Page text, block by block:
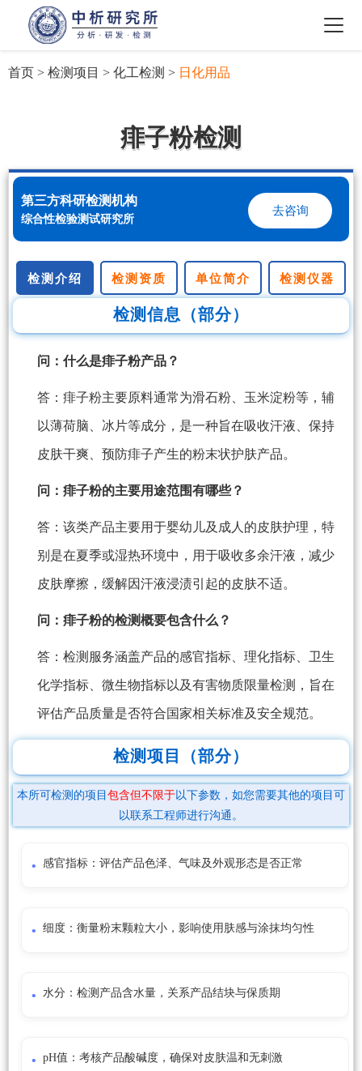
首页 > 检测项目 > 化工检测 > 日化用品
痱子粉检测
第三方科研检测机构
综合性检验测试研究所
去咨询
检测介绍 检测资质 单位简介 检测仪器
检测信息（部分）
问：什么是痱子粉产品？
答：痱子粉主要原料通常为滑石粉、玉米淀粉等，辅
以薄荷脑、冰片等成分，是一种旨在吸收汗液、保持
皮肤干爽、预防痱子产生的粉末状护肤产品。
问：痱子粉的主要用途范围有哪些？
答：该类产品主要用于婴幼儿及成人的皮肤护理，特
别是在夏季或湿热环境中，用于吸收多余汗液，减少
皮肤摩擦，缓解因汗液浸渍引起的皮肤不适。
问：痱子粉的检测概要包含什么？
答：检测服务涵盖产品的感官指标、理化指标、卫生
化学指标、微生物指标以及有害物质限量检测，旨在
评估产品质量是否符合国家相关标准及安全规范。
检测项目（部分）
本所可检测的项目 包含但不限于以下参数，如您需要其他的项目可
以联系工程师进行沟通。
感官指标：评估产品色泽、气味及外观形态是否正常
细度：衡量粉末颗粒大小，影响使用肤感与涂抹均匀性
水分：检测产品含水量，关系产品结块与保质期
pH值：考核产品酸碱度，确保对皮肤温和无刺激